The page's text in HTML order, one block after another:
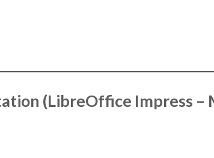
(LibreOffice Impress –